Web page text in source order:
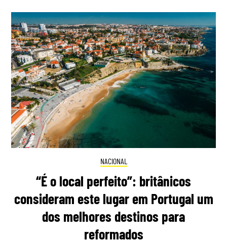
NACIONAL
“É o local perfeito”: britânicos
consideram este lugar em Portugal um
dos melhores destinos para
reformados